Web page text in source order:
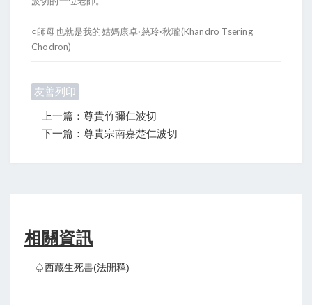
○師母也就是我的姑媽康卓·慈玲·秋瓏(Khandro Tsering
Chodron)
友善列印
上一篇：尊貴竹彌仁波切
下一篇：尊貴宗南嘉楚仁波切
相關資訊
♤西藏生死書(法開釋)